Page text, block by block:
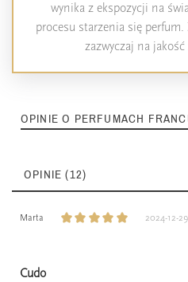
wynika z ekspozycji na
procesu starzenia się
zazwyczaj na
OPINIE O PERFUMACH
OPINIE (12)
Marta 2024-12-29
Cudo